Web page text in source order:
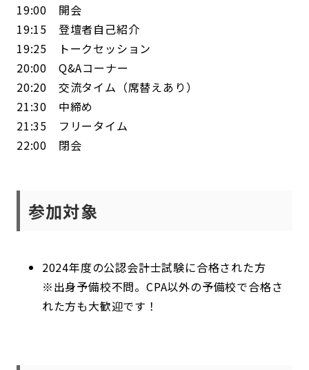
19:00 開会
19:15 登壇者自己紹介
19:25 トークセッション
20:00 Q&Aコーナー
20:20 交流タイム（席替えあり）
21:30 中締め
21:35 フリータイム
22:00 閉会
参加対象
2024年度の公認会計士試験に合格された方
※出身予備校不問。CPA以外の予備校で合格さ
れた方も大歓迎です！